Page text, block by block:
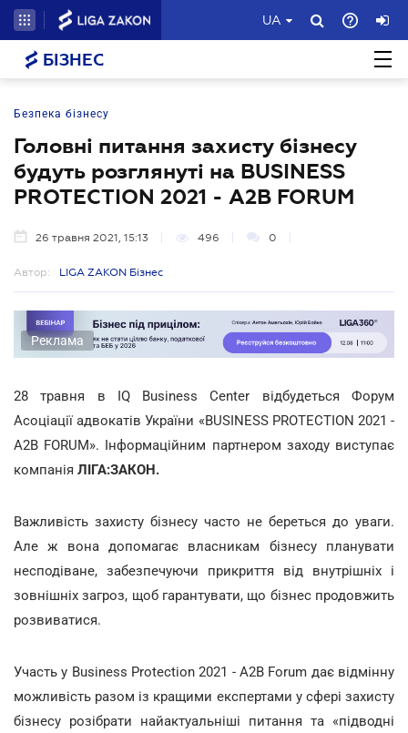
UA
БІЗНЕС
Безпека бізнесу
Головні питання захисту бізнесу
будуть розглянуті на BUSINESS
PROTECTION 2021 - A2B FORUM
26 травня 2021, 15:13 496 0
Автор: LIGA ZAKON Бізнес
Реклама
28 травня в IQ Business Center відбудеться Форум
Асоціації адвокатів України «BUSINESS PROTECTION 2021 -
A2B FORUM». Інформаційним партнером заходу виступає
компанія ЛІГА:ЗАКОН.
Важливість захисту бізнесу часто не береться до уваги.
Але ж вона допомагає власникам бізнесу планувати
несподіване, забезпечуючи прикриття від внутрішніх і
зовнішніх загроз, щоб гарантувати, що бізнес продовжить
розвиватися.
Участь у Business Protection 2021 - A2B Forum дає відмінну
можливість разом із кращими експертами у сфері захисту
бізнесу розібрати найактуальніші питання та «підводні